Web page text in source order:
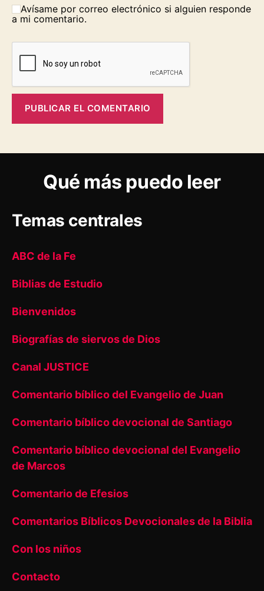
Avísame por correo electrónico si alguien responde
a mi comentario.
Qué más puedo leer
Temas centrales
ABC de la Fe
Biblias de Estudio
Bienvenidos
Biografías de siervos de Dios
Canal JUSTICE
Comentario bíblico del Evangelio de Juan
Comentario bíblico devocional de Santiago
Comentario bíblico devocional del Evangelio
de Marcos
Comentario de Efesios
Comentarios Bíblicos Devocionales de la Biblia
Con los niños
Contacto